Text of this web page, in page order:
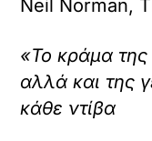
Neil Norman,
«Το κράμα
αλλά και της
κάθε ντίβα